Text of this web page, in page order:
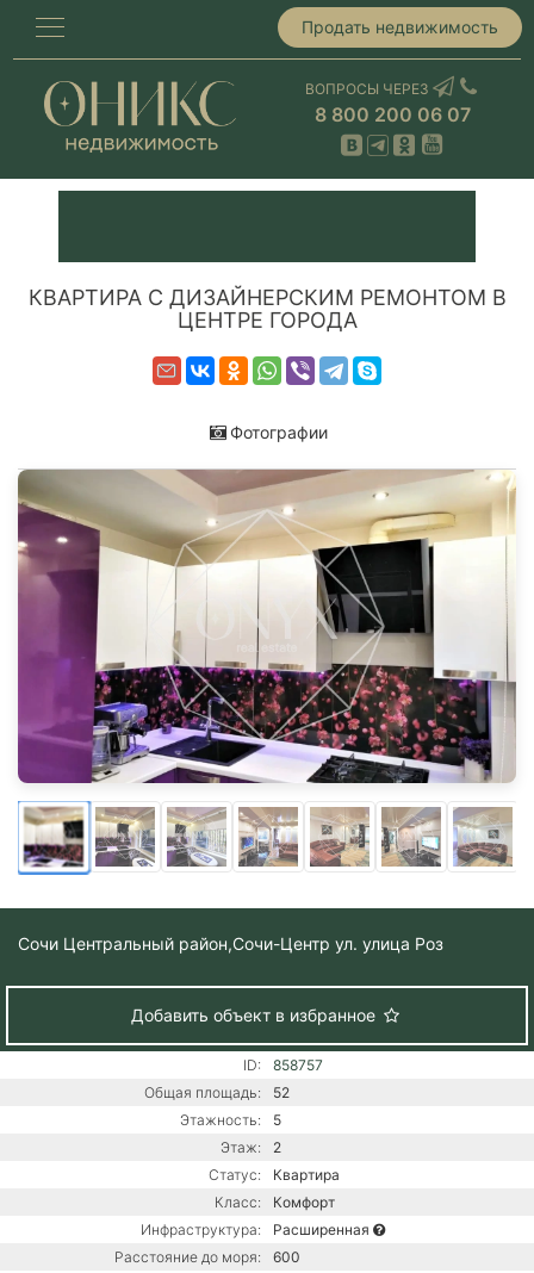
Продать недвижимость
ВОПРОСЫ ЧЕРЕЗ
8 800 200 06 07
КВАРТИРА С ДИЗАЙНЕРСКИМ РЕМОНТОМ В
ЦЕНТРЕ ГОРОДА
Фотографии
Сочи Центральный район,Сочи-Центр ул. улица Роз
Добавить объект в избранное
ID:
858757
Общая площадь:
52
Этажность:
5
Этаж:
2
Статус:
Квартира
Класс:
Комфорт
Инфраструктура:
Расширенная
Расстояние до моря:
600